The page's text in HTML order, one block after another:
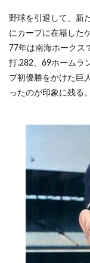
野球を引退して、新
にカープに在籍した
77年は南海ホークス
打.282、69ホームラ
プ初優勝をかけた巨
ったのが印象に残る。